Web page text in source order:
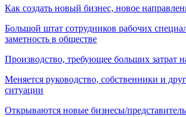
Как создать новый бизнес, новое
Большой штат сотрудников рабочих
заметность в обществе
Производство, требующее больших затрат
Меняется руководство, собственники и
ситуации
Открываются новые бизнесы/